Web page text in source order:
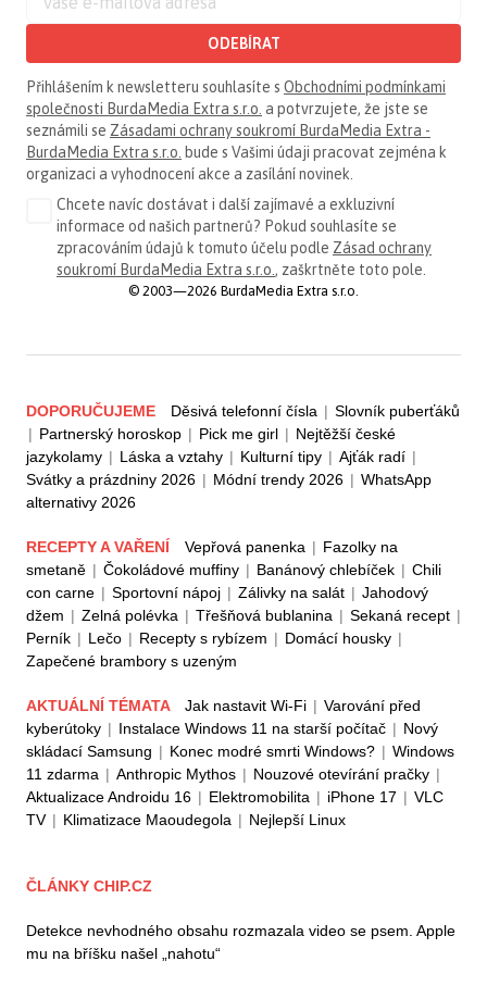
ODEBÍRAT
Přihlášením k newsletteru souhlasíte s Obchodními podmínkami
společnosti BurdaMedia Extra s.r.o. a potvrzujete, že jste se
seznámili se Zásadami ochrany soukromí BurdaMedia Extra -
BurdaMedia Extra s.r.o. bude s Vašimi údaji pracovat zejména k
organizaci a vyhodnocení akce a zasílání novinek.
Chcete navíc dostávat i další zajímavé a exkluzivní
informace od našich partnerů? Pokud souhlasíte se
zpracováním údajů k tomuto účelu podle Zásad ochrany
soukromí BurdaMedia Extra s.r.o. , zaškrtněte toto pole.
© 2003—2026 BurdaMedia Extra s.r.o.
DOPORUČUJEME Děsivá telefonní čísla | Slovník puberťáků
| Partnerský horoskop | Pick me girl | Nejtěžší české
jazykolamy | Láska a vztahy | Kulturní tipy | Ajťák radí |
Svátky a prázdniny 2026 | Módní trendy 2026 | WhatsApp
alternativy 2026
RECEPTY A VAŘENÍ Vepřová panenka | Fazolky na
smetaně | Čokoládové muffiny | Banánový chlebíček | Chili
con carne | Sportovní nápoj | Zálivky na salát | Jahodový
džem | Zelná polévka | Třešňová bublanina | Sekaná recept |
Perník | Lečo | Recepty s rybízem | Domácí housky |
Zapečené brambory s uzeným
AKTUÁLNÍ TÉMATA Jak nastavit Wi-Fi | Varování před
kyberútoky | Instalace Windows 11 na starší počítač | Nový
skládací Samsung | Konec modré smrti Windows? | Windows
11 zdarma | Anthropic Mythos | Nouzové otevírání pračky |
Aktualizace Androidu 16 | Elektromobilita | iPhone 17 | VLC
TV | Klimatizace Maoudegola | Nejlepší Linux
ČLÁNKY CHIP.CZ
Detekce nevhodného obsahu rozmazala video se psem. Apple
mu na bříšku našel „nahotu“